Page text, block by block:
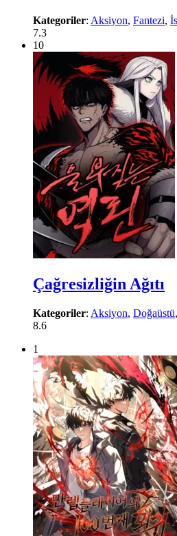
Kategoriler: Aksiyon, Fantezi,
7.3
10
Çağresizliğin Ağıtı
Kategoriler: Aksiyon, Doğaüstü,
8.6
1